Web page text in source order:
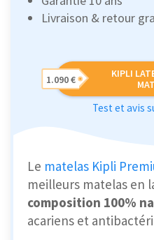
Livraison & retour
KIPLI
1.090 €
Test et avis
Le matelas Kipli
meilleurs matelas en
composition 100%
acariens et